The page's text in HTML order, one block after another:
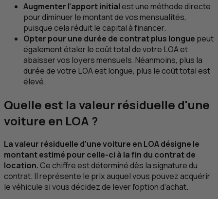
Augmenter l’apport initialest une méthode directe
pour diminuer le montant de vos mensualités,
puisque cela réduit le capital à financer.
Opter pour une durée de contrat plus longue peut
également étaler le coût total de votre LOAet
abaisser vos loyers mensuels. Néanmoins, plus la
durée de votre LOAest longue, plus le coût total est
élevé.
Quelle est la valeur résiduelle d'une
voiture en LOA ?
La valeur résiduelle d’une voiture en LOAdésigne le
montant estimé pour celle-ci à la fin du contrat de
location.Ce chiffre est déterminé dès la signature du
contrat. Il représente le prix auquel vous pouvez acquérir
le véhicule si vous décidez de lever l’option d’achat.